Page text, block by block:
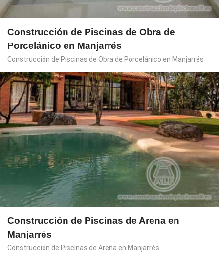
Construcción de Piscinas de Obra de
Porcelánico en Manjarrés
Construcción de Piscinas de Obra de Porcelánico en Manjarrés
Construcción de Piscinas de Arena en
Manjarrés
Construcción de Piscinas de Arena en Manjarrés